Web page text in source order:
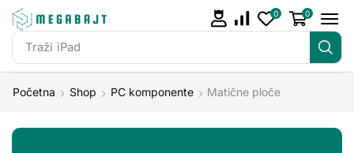
Traži iPad
0 0
Početna Shop PC komponente Matične ploče